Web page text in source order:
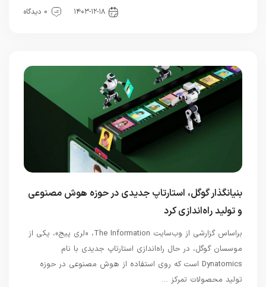
۱۴۰۳-۱۲-۱۸ 0 دیدگاه
بنیانگذار گوگل، استارتاپ جدیدی در حوزه هوش مصنوعی
و تولید راه‌اندازی کرد
براساس گزارشی از وب‌سایت The Information، «لری پیج»، یکی از
موسسان گوگل، در حال راه‌اندازی استارتاپ جدیدی با نام
Dynatomics است که روی استفاده از هوش مصنوعی در حوزه
تولید محصولات تمرکز …